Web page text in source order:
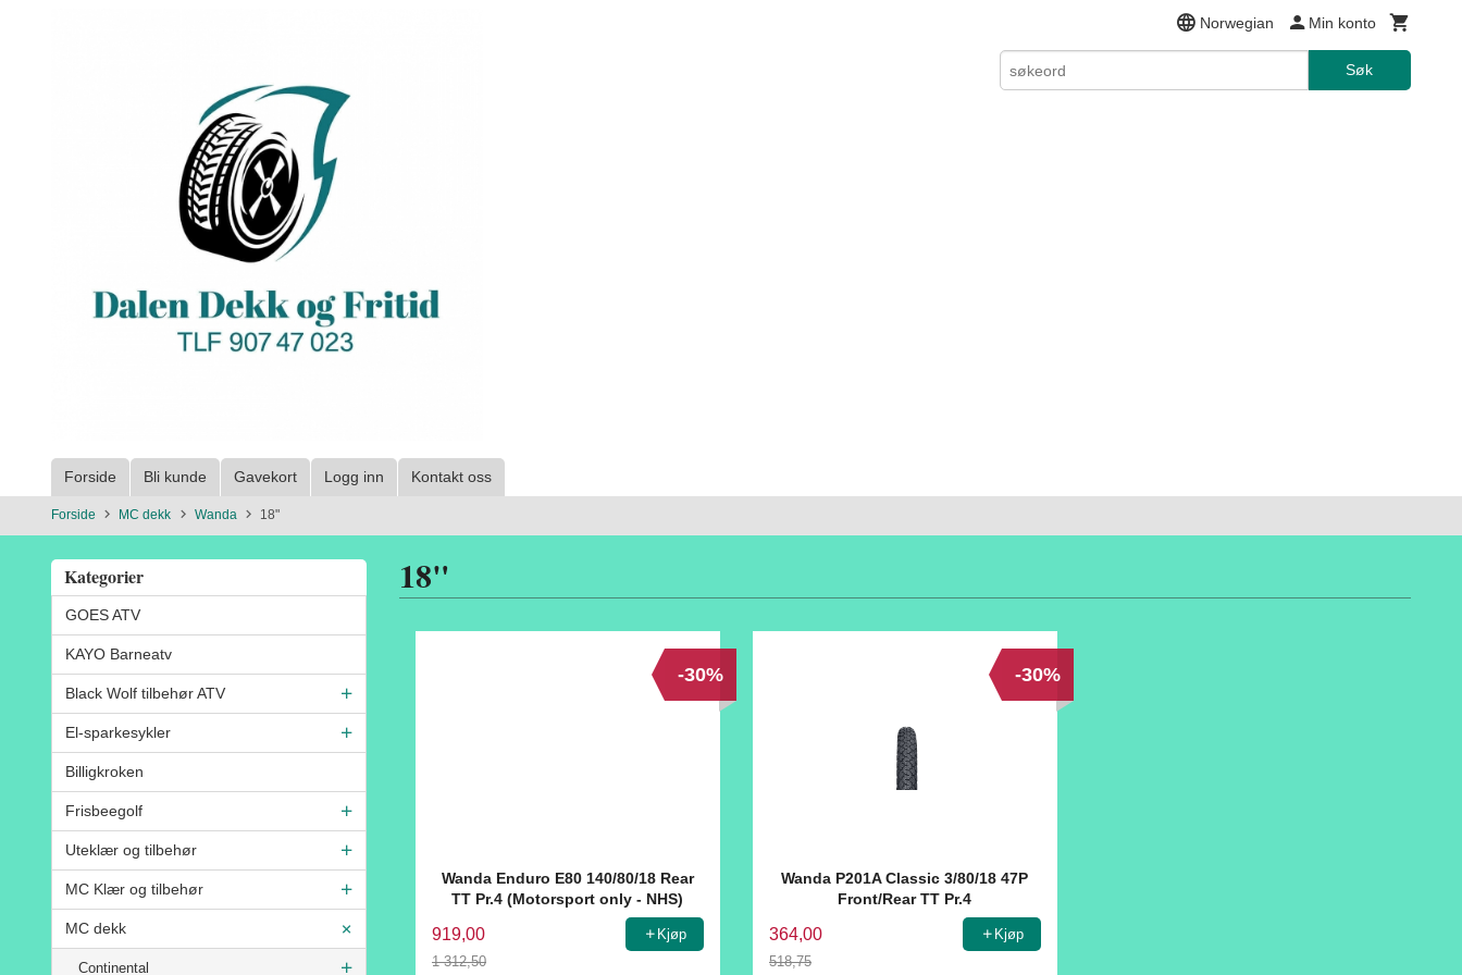
Norwegian Min konto
Søk
Forside Bli kunde Gavekort Logg inn Kontakt oss
Forside MC dekk Wanda 18"
Kategorier
GOES ATV
KAYO Barneatv
Black Wolf tilbehør ATV
El-sparkesykler
Billigkroken
Frisbeegolf
Uteklær og tilbehør
MC Klær og tilbehør
MC dekk
Continental
18"
Wanda Enduro E80 140/80/18 Rear
TT Pr.4 (Motorsport only - NHS)
919,00
1 312,50
-30%
Kjøp
Wanda P201A Classic 3/80/18 47P
Front/Rear TT Pr.4
364,00
518,75
-30%
Kjøp